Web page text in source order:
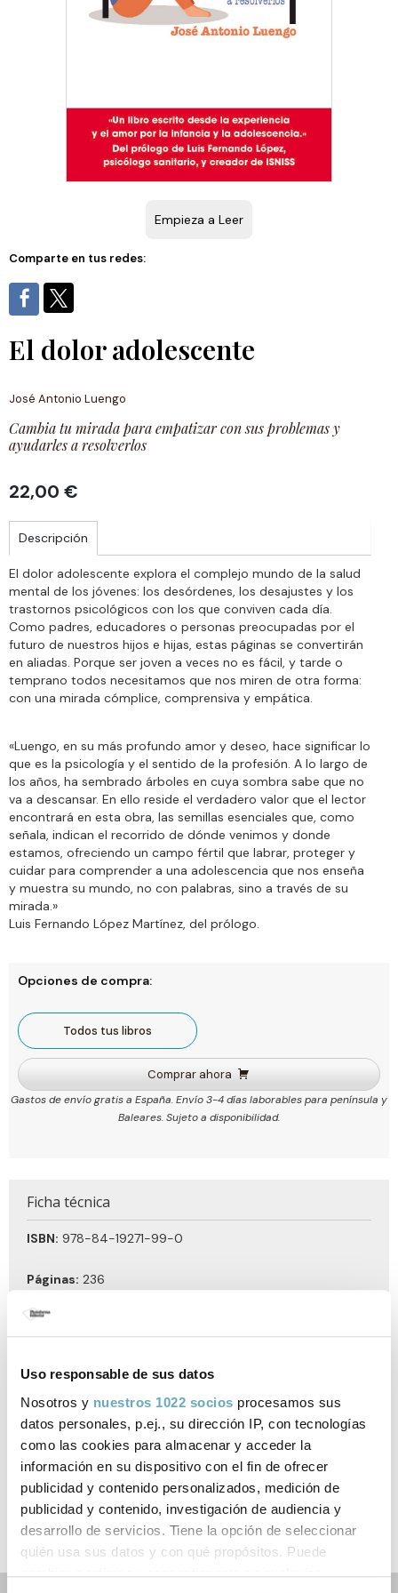
Uso responsable de sus datos
Nosotros y nuestros 1022 socios procesamos sus
datos personales, p.ej., su dirección IP, con tecnologías
como las cookies para almacenar y acceder la
información en su dispositivo con el fin de ofrecer
publicidad y contenido personalizados, medición de
publicidad y contenido, investigación de audiencia y
desarrollo de servicios. Tiene la opción de seleccionar
quién usa sus datos y con qué propósitos. Puede
cambiar o retirar su consentimiento en cualquier
Empieza a Leer
Comparte en tus redes:
El dolor adolescente
José Antonio Luengo
Cambia tu mirada para empatizar con sus problemas y
ayudarles a resolverlos
22,00 €
Descripción
El dolor adolescente explora el complejo mundo de la salud
mental de los jóvenes: los desórdenes, los desajustes y los
trastornos psicológicos con los que conviven cada día.
Como padres, educadores o personas preocupadas por el
futuro de nuestros hijos e hijas, estas páginas se convertirán
en aliadas. Porque ser joven a veces no es fácil, y tarde o
temprano todos necesitamos que nos miren de otra forma:
con una mirada cómplice, comprensiva y empática.
«Luengo, en su más profundo amor y deseo, hace significar lo
que es la psicología y el sentido de la profesión. A lo largo de
los años, ha sembrado árboles en cuya sombra sabe que no
va a descansar. En ello reside el verdadero valor que el lector
encontrará en esta obra, las semillas esenciales que, como
señala, indican el recorrido de dónde venimos y donde
estamos, ofreciendo un campo fértil que labrar, proteger y
cuidar para comprender a una adolescencia que nos enseña
y muestra su mundo, no con palabras, sino a través de su
mirada.»
Luis Fernando López Martínez, del prólogo.
Opciones de compra:
Todos tus libros
Comprar ahora
Gastos de envío gratis a España. Envío 3-4 días laborables para península y
Baleares. Sujeto a disponibilidad.
Ficha técnica
ISBN: 978-84-19271-99-0
Páginas: 236
Tema:
Año de publicación: Febrero 2023
Documentos relacionados
Nota de prensa